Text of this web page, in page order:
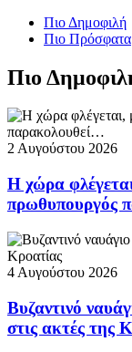
Πιο Δημοφιλή
Πιο Πρόσφατα
Πιο
2 Αυγούστου 2026
Η χώρα
πρωθυπουργός
4 Αυγούστου 2026
Βυζαντινό
στις ακτές της